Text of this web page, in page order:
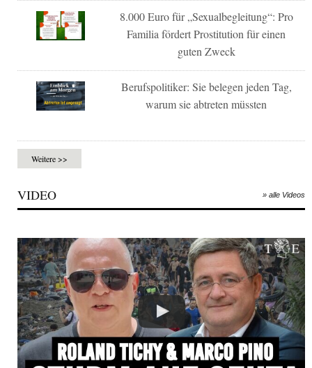
8.000 Euro für „Sexualbegleitung“: Pro
Familia fördert Prostitution für einen
guten Zweck
Berufspolitiker: Sie belegen jeden Tag,
warum sie abtreten müssten
Weitere >>
VIDEO » alle Videos